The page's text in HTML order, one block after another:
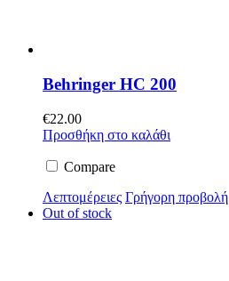
Behringer HC 200
€22.00
Προσθήκη στο καλάθι
Compare
Λεπτομέρειες Γρήγορη προβολή
Out of stock